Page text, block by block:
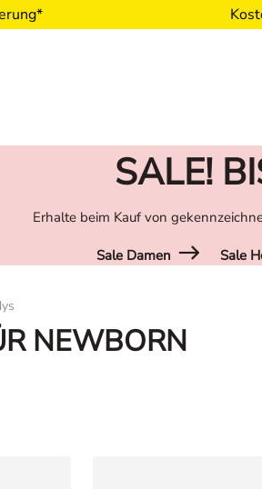
SALE!
Erhalte beim Kauf von
Sale Damen Sale
NEWBORN